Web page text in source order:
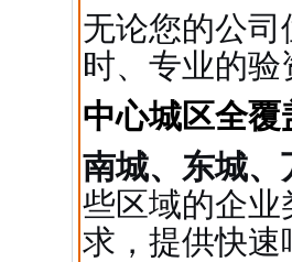
无论您的公
时、专业的验
中心城区全覆
南城、东城、
些区域的企
求，提供快速